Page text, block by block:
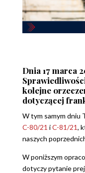
Dnia 17 marca
kolejne
dotyczącej
W tym samym dniu
C-80/21 iC-81/21,
naszych
W poniższym
dotyczy pytanie